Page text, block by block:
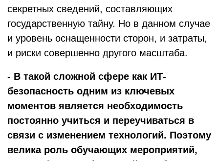
секретных сведений, составляющих
государственную тайну. Но в данном случае
и уровень оснащенности сторон, и затраты,
и риски совершенно другого масштаба.
- В такой сложной сфере как ИТ-
безопасность одним из ключевых
моментов является необходимость
постоянно учиться и переучиваться в
связи с изменением технологий. Поэтому
велика роль обучающих мероприятий,